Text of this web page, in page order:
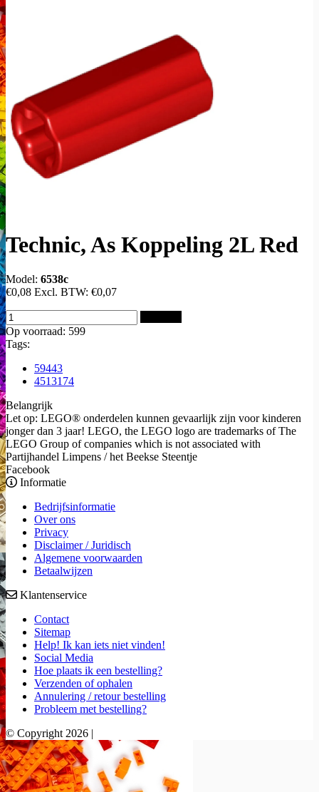
Technic, As Koppeling 2L Red
Model: 6538c
€0,08 Excl. BTW: €0,07
Op voorraad: 599
Tags:
59443
4513174
Belangrijk
Let op: LEGO® onderdelen kunnen gevaarlijk zijn voor kinderen
jonger dan 3 jaar! LEGO, the LEGO logo are trademarks of The
LEGO Group of companies which is not associated with
Partijhandel Limpens / het Beekse Steentje
Facebook
Informatie
Bedrijfsinformatie
Over ons
Privacy
Disclaimer / Juridisch
Algemene voorwaarden
Betaalwijzen
Klantenservice
Contact
Sitemap
Help! Ik kan iets niet vinden!
Social Media
Hoe plaats ik een bestelling?
Verzenden of ophalen
Annulering / retour bestelling
Probleem met bestelling?
© Copyright 2026 |